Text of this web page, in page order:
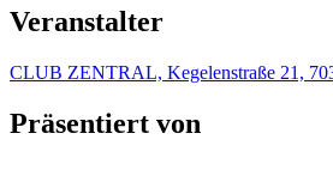
Veranstalter
CLUB ZENTRAL, Kegelenstraße 21,
Präsentiert von